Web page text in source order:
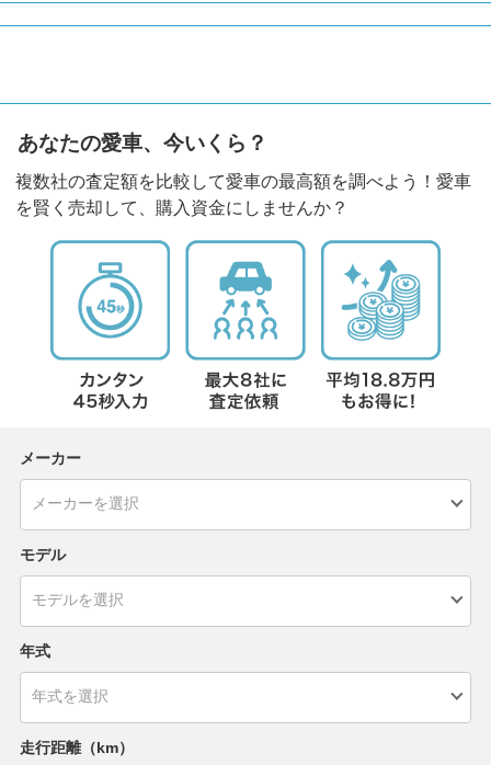
あなたの愛車、今いくら？
複数社の査定額を比較して愛車の最高額を調べよう！愛車
を賢く売却して、購入資金にしませんか？
メーカー
モデル
年式
走行距離（km）